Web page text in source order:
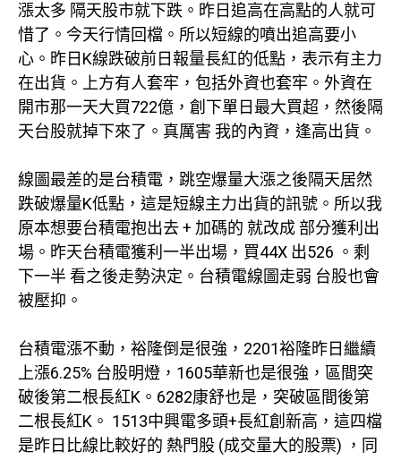
漲太多 隔天股市就下跌。昨日追高在高點的人就可
惜了。今天行情回檔。所以短線的噴出追高要小
心。昨日K線跌破前日報量長紅的低點，表示有主力
在出貨。上方有人套牢，包括外資也套牢。外資在
開市那一天大買722億，創下單日最大買超，然後隔
天台股就掉下來了。真厲害 我的內資，逢高出貨。
線圖最差的是台積電，跳空爆量大漲之後隔天居然
跌破爆量K低點，這是短線主力出貨的訊號。所以我
原本想要台積電抱出去 + 加碼的 就改成 部分獲利出
場。昨天台積電獲利一半出場，買44X 出526 。剩
下一半 看之後走勢決定。台積電線圖走弱 台股也會
被壓抑。
台積電漲不動，裕隆倒是很強，2201裕隆昨日繼續
上漲6.25% 台股明燈，1605華新也是很強，區間突
破後第二根長紅K。6282康舒也是，突破區間後第
二根長紅K。 1513中興電多頭+長紅創新高，這四檔
是昨日比線比較好的 熱門股 (成交量大的股票) ，同